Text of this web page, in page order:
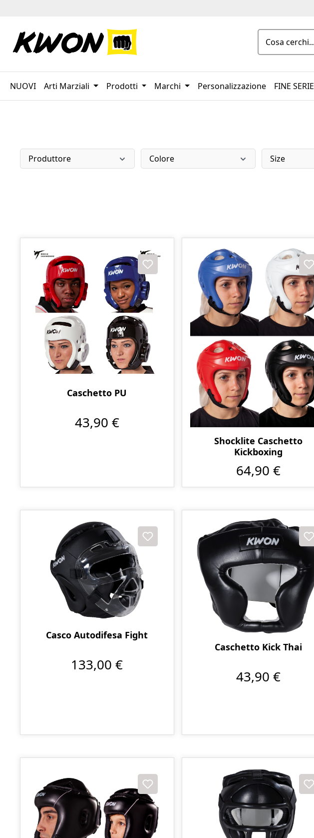
NUOVI Arti Marziali Prodotti Marchi Personalizzazione FINE SERIE
Produttore Colore Size
Caschetto PU
43,90 €
Shocklite Caschetto
Kickboxing
64,90 €
Casco Autodifesa Fight
133,00 €
Caschetto Kick Thai
43,90 €